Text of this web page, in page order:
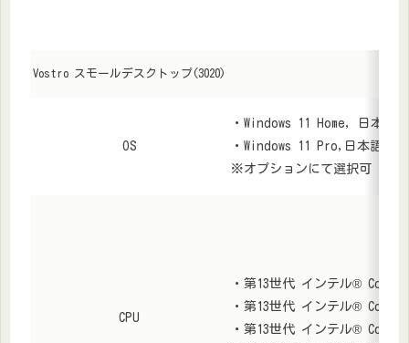
Vostro スモールデスクトップ(3020)
OS
・Windows 11 Home, 日本語
・Windows 11 Pro,日本語
※オプションにて選択可
CPU
・第13世代 インテル®
・第13世代 インテル®
・第13世代 インテル®